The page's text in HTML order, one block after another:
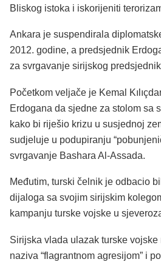
Bliskog istoka i iskorijeniti
Ankara je suspendirala
2012. godine, a predsjednik
za svrgavanje sirijskog
Početkom veljače je Kemal
Erdogana da sjedne za stolom sa
kako bi riješio krizu u susjednoj
sudjeluje u podupiranju
svrgavanje Bashara Al-Assada.
Međutim, turski čelnik je odbacio
dijaloga sa svojim sirijskim
kampanju turske vojske u
Sirijska vlada ulazak turske vojske
naziva “flagrantnom agresijom” i